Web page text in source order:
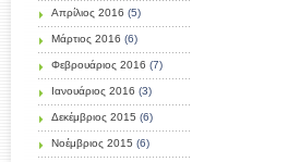
Απρίλιος 2016 (5)
Μάρτιος 2016 (6)
Φεβρουάριος 2016 (7)
Ιανουάριος 2016 (3)
Δεκέμβριος 2015 (6)
Νοέμβριος 2015 (6)